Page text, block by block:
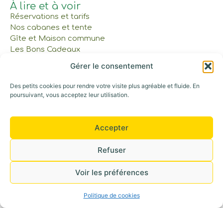
Gérer le consentement
Des petits cookies pour rendre votre visite plus agréable et fluide. En
poursuivant, vous acceptez leur utilisation.
Accepter
Refuser
Voir les préférences
Politique de cookies
À lire et à voir
Réservations et tarifs
Nos cabanes et tente
Gîte et Maison commune
Les Bons Cadeaux
Appelez-nous au : 06 42 30 53 52